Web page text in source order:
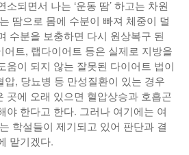
되면서 나는 ‘운동 땀’ 하고는 차원
땀으로 몸에 수분이 빠져 체중이 덜
수분을 보충하면 다시 원상복구 된
어트, 랩다이어트 등은 실제로 지방을
움이 되지 않는 잘못된 다이어트 법이
압, 당뇨병 등 만성질환이 있는 경우
곳에 오래 있으면 혈압상승과 호흡곤
야 한다고 한다. 그러나 여기에는 여
학설들이 제기되고 있어 판단과 결
맡기겠다.